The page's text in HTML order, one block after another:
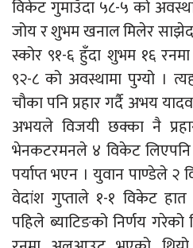
विकेट गुमाउँदा ५८-५ को
जोय र शुभम खनाल मिलेर
स्कोर ९१-६ हुँदा शुभम १६
९२-८ को अवस्थामा पुग्यो ।
चौका पनि प्रहार गर्दै अभय
अभयले विजयी छक्का नै
भेनकटरमनले ४ विकेट लिएपनि
पर्याप्त भएन । युवान पाण्डेले
वेदांश गुप्ताले १-१ विकेट
पहिले ब्याटिङको निर्णय